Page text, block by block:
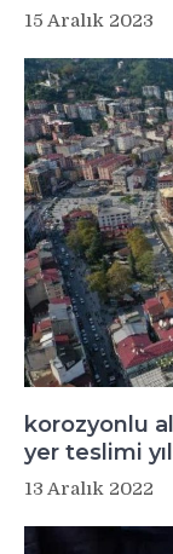
15 Aralık 2023
korozyonlu
yer teslimi
13 Aralık 2022